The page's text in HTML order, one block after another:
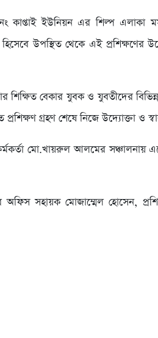
কাপ্তাই ইউনিয়ন এর শিল্প এলাকা
উপস্থিত থেকে এই প্রশিক্ষণের
শিক্ষিত বেকার যুবক ও যুবতীদের
গ্রহণ শেষে নিজে উদ্যোক্তা ও
মো.খায়রুল আলমের সঞ্চালনায়
সহায়ক মোজাম্মেল হোসেন,